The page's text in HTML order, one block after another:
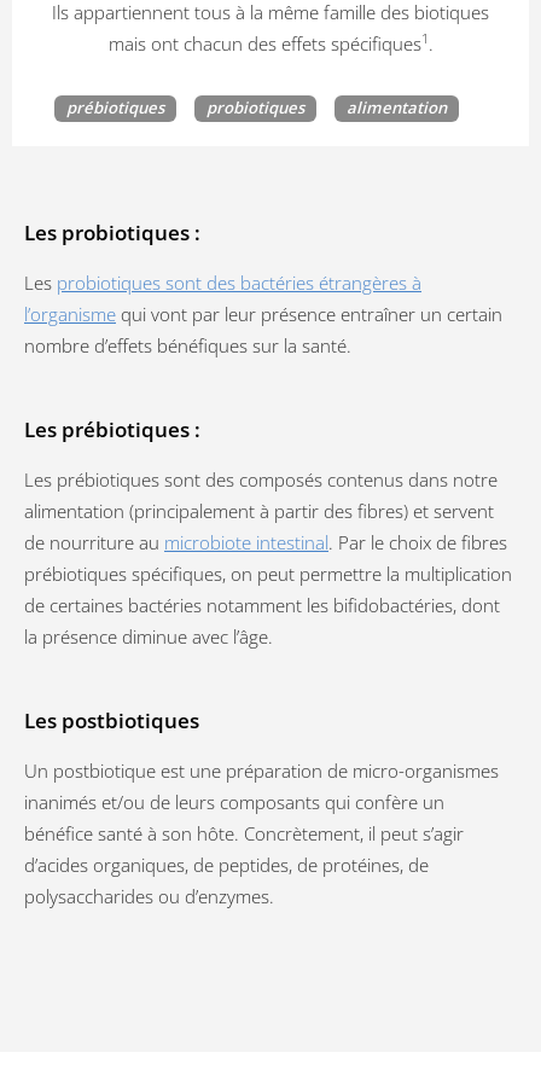
Ils appartiennent tous à la même famille des biotiques
mais ont chacun des effets spécifiques1 .
prébiotiques probiotiques alimentation
Les probiotiques :
Les probiotiques sont des bactéries étrangères à
l’organisme qui vont par leur présence entraîner un certain
nombre d’effets bénéfiques sur la santé.
Les prébiotiques :
Les prébiotiques sont des composés contenus dans notre
alimentation (principalement à partir des fibres) et servent
de nourriture au microbiote intestinal. Par le choix de fibres
prébiotiques spécifiques, on peut permettre la multiplication
de certaines bactéries notamment les bifidobactéries, dont
la présence diminue avec l’âge.
Les postbiotiques
Un postbiotique est une préparation de micro-organismes
inanimés et/ou de leurs composants qui confère un
bénéfice santé à son hôte. Concrètement, il peut s’agir
d’acides organiques, de peptides, de protéines, de
polysaccharides ou d’enzymes.